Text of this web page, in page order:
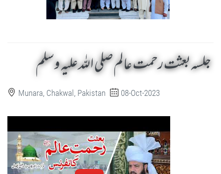
جلسہ بعثت رحمت عالم صلی اللہ علیہ وسلم
Munara, Chakwal, Pakistan 08-Oct-2023